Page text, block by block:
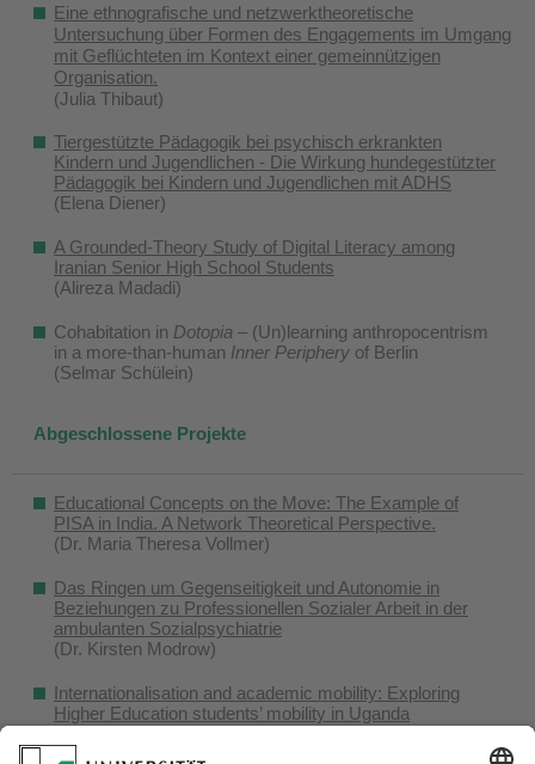
Eine ethnografische und netzwerktheoretische
Untersuchung über Formen des Engagements im Umgang
mit Geflüchteten im Kontext einer gemeinnützigen
Organisation.
(Julia Thibaut)
Tiergestützte Pädagogik bei psychisch erkrankten
Kindern und Jugendlichen - Die Wirkung hundegestützter
Pädagogik bei Kindern und Jugendlichen mit ADHS
(Elena Diener)
A Grounded-Theory Study of Digital Literacy among
Iranian Senior High School Students
(Alireza Madadi)
Cohabitation in Dotopia – (Un)learning anthropocentrism
in a more-than-human Inner Periphery of Berlin
(Selmar Schülein)
Abgeschlossene Projekte
Educational Concepts on the Move: The Example of
PISA in India. A Network Theoretical Perspective.
(Dr. Maria Theresa Vollmer)
Das Ringen um Gegenseitigkeit und Autonomie in
Beziehungen zu Professionellen Sozialer Arbeit in der
ambulanten Sozialpsychiatrie
(Dr. Kirsten Modrow)
Internationalisation and academic mobility: Exploring
Higher Education students’ mobility in Uganda